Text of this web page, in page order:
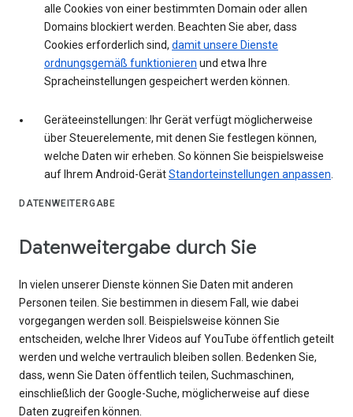
alle Cookies von einer bestimmten Domain oder allen
Domains blockiert werden. Beachten Sie aber, dass
Cookies erforderlich sind, damit unsere Dienste
ordnungsgemäß funktionieren und etwa Ihre
Spracheinstellungen gespeichert werden können.
Geräteeinstellungen: Ihr Gerät verfügt möglicherweise
über Steuerelemente, mit denen Sie festlegen können,
welche Daten wir erheben. So können Sie beispielsweise
auf Ihrem Android-GerätStandorteinstellungen anpassen
DATENWEITERGABE
Datenweitergabe durch Sie
In vielen unserer Dienste können Sie Daten mit anderen
Personen teilen. Sie bestimmen in diesem Fall, wie dabei
vorgegangen werden soll. Beispielsweise können Sie
entscheiden, welche Ihrer Videos auf YouTube öffentlich geteilt
werden und welche vertraulich bleiben sollen. Bedenken Sie,
dass, wenn Sie Daten öffentlich teilen, Suchmaschinen,
einschließlich der Google-Suche, möglicherweise auf diese
Daten zugreifen können.